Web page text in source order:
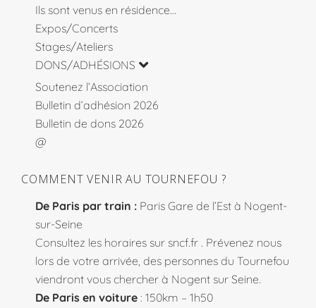
Ils sont venus en résidence…
Expos/Concerts
Stages/Ateliers
DONS/ADHÉSIONS
Soutenez l’Association
Bulletin d’adhésion 2026
Bulletin de dons 2026
@
COMMENT VENIR AU TOURNEFOU ?
De Paris par train : Paris Gare de l’Est à Nogent-
sur-Seine
Consultez les horaires sur sncf.fr . Prévenez nous
lors de votre arrivée, des personnes du Tournefou
viendront vous chercher à Nogent sur Seine.
De Paris en voiture : 150km – 1h50